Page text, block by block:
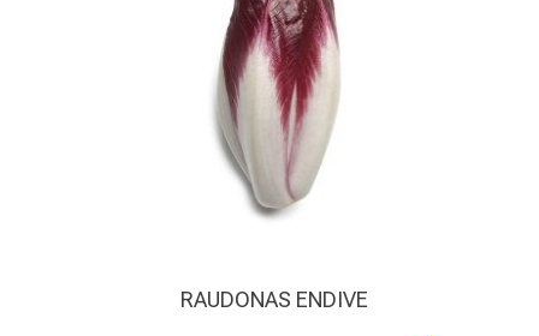
RAUDONAS ENDIVE